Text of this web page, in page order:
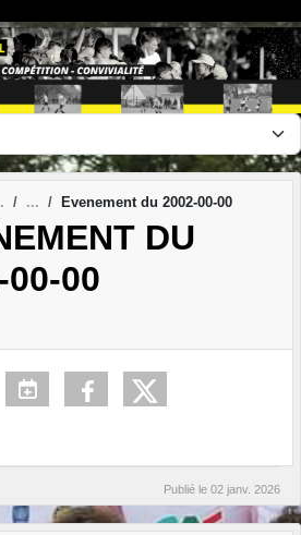
Evenement du 2002-00-00
DU
00-00
Publié le 02 janv. 2026